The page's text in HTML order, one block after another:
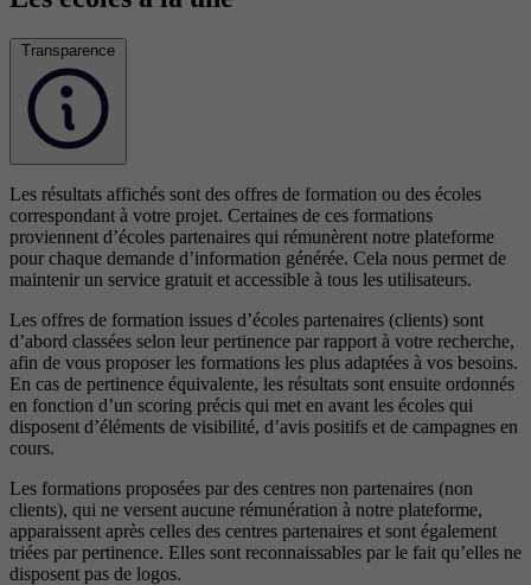
Transparence
Les résultats affichés sont des offres de formation ou des écoles
correspondant à votre projet. Certaines de ces formations
proviennent d’écoles partenaires qui rémunèrent notre plateforme
pour chaque demande d’information générée. Cela nous permet de
maintenir un service gratuit et accessible à tous les utilisateurs.
Les offres de formation issues d’écoles partenaires (clients) sont
d’abord classées selon leur pertinence par rapport à votre recherche,
afin de vous proposer les formations les plus adaptées à vos besoins.
En cas de pertinence équivalente, les résultats sont ensuite ordonnés
en fonction d’un scoring précis qui met en avant les écoles qui
disposent d’éléments de visibilité, d’avis positifs et de campagnes en
cours.
Les formations proposées par des centres non partenaires (non
clients), qui ne versent aucune rémunération à notre plateforme,
apparaissent après celles des centres partenaires et sont également
triées par pertinence. Elles sont reconnaissables par le fait qu’elles ne
disposent pas de logos.